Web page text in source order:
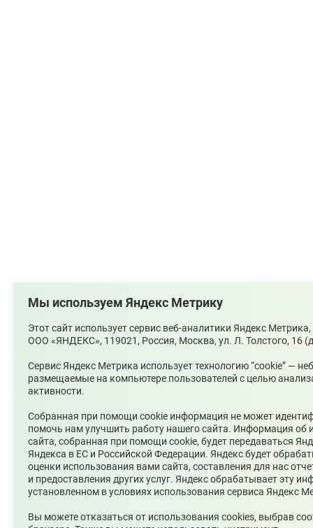
Мы используем Яндекс Метрику
Этот сайт использует сервис веб-аналитики Яндекс
ООО «ЯНДЕКС», 119021, Россия, Москва, ул. Л. Толстого, 16
Сервис Яндекс Метрика использует технологию “cookie” —
размещаемые на компьютере пользователей с целью
активности.
Собранная при помощи cookie информация не может
помочь нам улучшить работу нашего сайта. Информация об
сайта, собранная при помощи cookie, будет передаваться
Яндекса в ЕС и Российской Федерации. Яндекс будет
оценки использования вами сайта, составления для нас
и предоставления других услуг. Яндекс обрабатывает эту
установленном в условиях использования сервиса Яндекс
Вы можете отказаться от использования cookies, выбрав